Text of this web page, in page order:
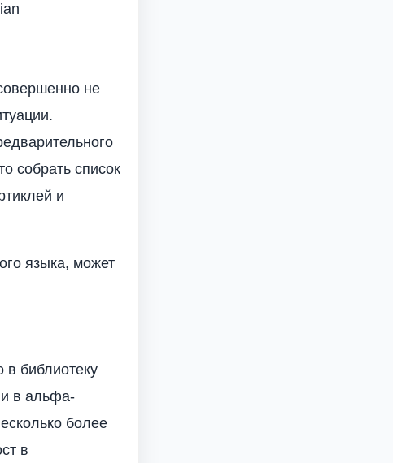
не
собрать список
и
языка, может
в библиотеку
и в альфа-
более
в